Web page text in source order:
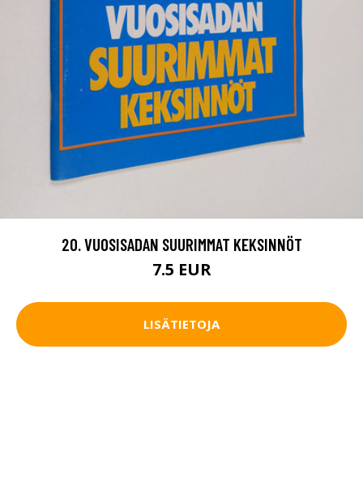
20. VUOSISADAN SUURIMMAT KEKSINNÖT
7.5 EUR
LISÄTIETOJA